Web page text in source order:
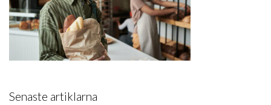
Senaste artiklarna